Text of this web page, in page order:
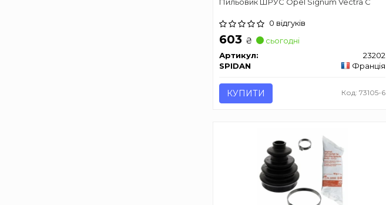
0 відгуків
603 ₴
сьогодні
Артикул:
23202
SPIDAN
Франція
КУПИТИ Код: 73105-6